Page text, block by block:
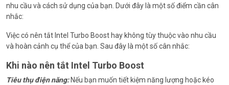
nhu cầu và cách sử dụng của bạn. Dưới đây là một số điểm cần cân
nhắc:
Việc có nên tắt Intel Turbo Boost hay không tùy thuộc vào nhu cầu
và hoàn cảnh cụ thể của bạn. Sau đây là một số cân nhắc:
Khi nào nên tắt Intel Turbo Boost
Tiêu thụ điện năng:Nếu bạn muốn tiết kiệm năng lượng hoặc kéo